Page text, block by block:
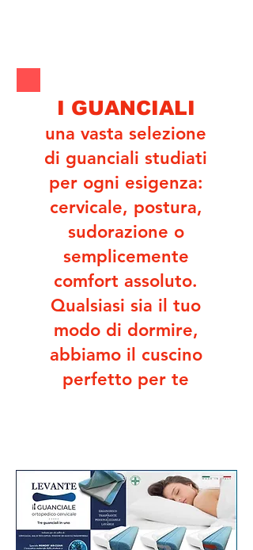
I GUANCIALI
una vasta selezione
di guanciali studiati
per ogni esigenza:
cervicale, postura,
sudorazione o
semplicemente
comfort assoluto.
Qualsiasi sia il tuo
modo di dormire,
abbiamo il cuscino
perfetto per te